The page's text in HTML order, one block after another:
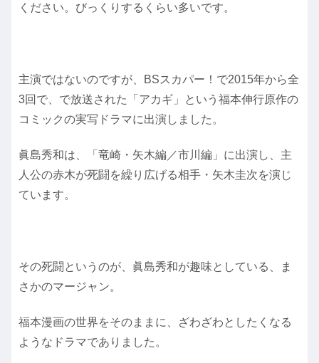
ください。びっくりするくらい多いです。
主演ではないのですが、BSスカパー！で2015年から全
3回で、で放送された「アカギ」という福本伸行原作の
コミックの実写ドラマに出演しました。
眞島秀和は、「竜崎・矢木編／市川編」に出演し、主
人公の赤木が死闘を繰り広げる相手・矢木圭次を演じ
ています。
その死闘というのが、眞島秀和が趣味としている、ま
さかのマージャン。
福本漫画の世界をそのままに、ざわざわとしたくなる
ようなドラマでありました。